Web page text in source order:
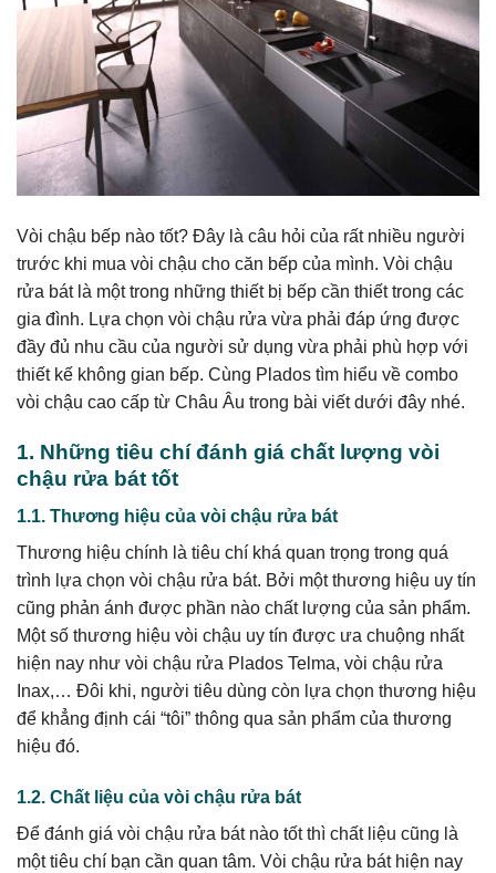
Vòi chậu bếp nào tốt? Đây là câu hỏi của rất nhiều người
trước khi mua vòi chậu cho căn bếp của mình. Vòi chậu
rửa bát là một trong những thiết bị bếp cần thiết trong các
gia đình. Lựa chọn vòi chậu rửa vừa phải đáp ứng được
đầy đủ nhu cầu của người sử dụng vừa phải phù hợp với
thiết kế không gian bếp. Cùng Plados tìm hiểu về combo
vòi chậu cao cấp từ Châu Âu trong bài viết dưới đây nhé.
1. Những tiêu chí đánh giá chất lượng vòi
chậu rửa bát tốt
1.1. Thương hiệu của vòi chậu rửa bát
Thương hiệu chính là tiêu chí khá quan trọng trong quá
trình lựa chọn vòi chậu rửa bát. Bởi một thương hiệu uy tín
cũng phản ánh được phần nào chất lượng của sản phẩm.
Một số thương hiệu vòi chậu uy tín được ưa chuộng nhất
hiện nay như vòi chậu rửa Plados Telma, vòi chậu rửa
Inax,… Đôi khi, người tiêu dùng còn lựa chọn thương hiệu
để khẳng định cái “tôi” thông qua sản phẩm của thương
hiệu đó.
1.2. Chất liệu của vòi chậu rửa bát
Để đánh giá vòi chậu rửa bát nào tốt thì chất liệu cũng là
một tiêu chí bạn cần quan tâm. Vòi chậu rửa bát hiện nay